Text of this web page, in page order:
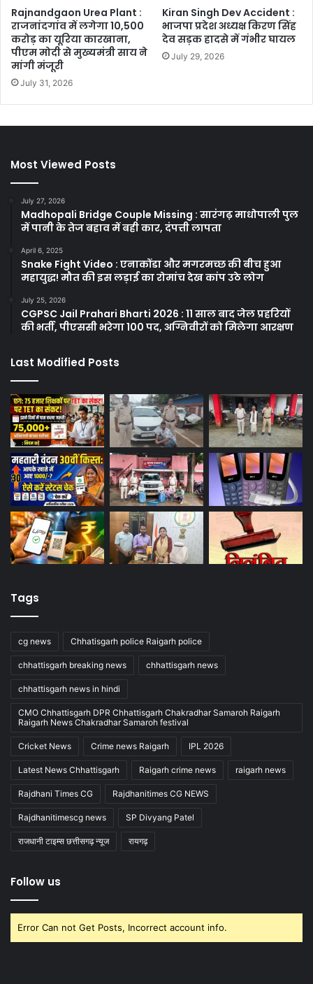
Rajnandgaon Urea Plant :
राजनांदगांव में लगेगा 10,500
करोड़ का यूरिया कारखाना,
पीएम मोदी से मुख्यमंत्री साय ने
मांगी मंजूरी
July 31, 2026
Kiran Singh Dev Accident :
भाजपा प्रदेश अध्यक्ष किरण सिंह
देव सड़क हादसे में गंभीर घायल
July 29, 2026
Most Viewed Posts
July 27, 2026
Madhopali Bridge Couple Missing : सारंगढ़ माधोपाली पुल
में पानी के तेज बहाव में बही कार, दंपत्ती लापता
April 6, 2025
Snake Fight Video : एनाकोंडा और मगरमच्छ की बीच हुआ
महायुद्ध! मौत की इस लड़ाई का रोमांच देख कांप उठे लोग
July 25, 2026
CGPSC Jail Prahari Bharti 2026 : 11 साल बाद जेल प्रहरियों
की भर्ती, पीएससी भरेगा 100 पद, अग्निवीरों को मिलेगा आरक्षण
Last Modified Posts
Tags
cg news Chhatisgarh police Raigarh police
chhattisgarh breaking news chhattisgarh news
chhattisgarh news in hindi
CMO Chhattisgarh DPR Chhattisgarh Chakradhar Samaroh Raigarh
Raigarh News Chakradhar Samaroh festival
Cricket News Crime news Raigarh IPL 2026
Latest News Chhattisgarh Raigarh crime news raigarh news
Rajdhani Times CG Rajdhanitimes CG NEWS
Rajdhanitimescg news SP Divyang Patel
राजधानी टाइम्स छत्तीसगढ़ न्यूज रायगढ़
Follow us
Error Can not Get Posts, Incorrect account info.